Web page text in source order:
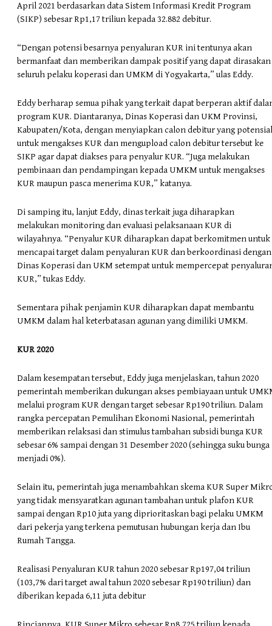
April 2021 berdasarkan data Sistem Informasi Kredit Program
(SIKP) sebesar Rp1,17 triliun kepada 32.882 debitur.
“Dengan potensi besarnya penyaluran KUR ini tentunya akan
bermanfaat dan memberikan dampak positif yang dapat dirasakan
seluruh pelaku koperasi dan UMKM di Yogyakarta,” ulas Eddy.
Eddy berharap semua pihak yang terkait dapat berperan aktif
program KUR. Diantaranya, Dinas Koperasi dan UKM Provinsi,
Kabupaten/Kota, dengan menyiapkan calon debitur yang potensial
untuk mengakses KUR dan mengupload calon debitur tersebut ke
SIKP agar dapat diakses para penyalur KUR. “Juga melakukan
pembinaan dan pendampingan kepada UMKM untuk mengakses
KUR maupun pasca menerima KUR,” katanya.
Di samping itu, lanjut Eddy, dinas terkait juga diharapkan
melakukan monitoring dan evaluasi pelaksanaan KUR di
wilayahnya. “Penyalur KUR diharapkan dapat berkomitmen untuk
mencapai target dalam penyaluran KUR dan berkoordinasi dengan
Dinas Koperasi dan UKM setempat untuk mempercepat
KUR,” tukas Eddy.
Sementara pihak penjamin KUR diharapkan dapat membantu
UMKM dalam hal keterbatasan agunan yang dimiliki UMKM.
KUR 2020
Dalam kesempatan tersebut, Eddy juga menjelaskan, tahun 2020
pemerintah memberikan dukungan akses pembiayaan untuk
melalui program KUR dengan target sebesar Rp190 triliun. Dalam
rangka percepatan Pemulihan Ekonomi Nasional, pemerintah
memberikan relaksasi dan stimulus tambahan subsidi bunga KUR
sebesar 6% sampai dengan 31 Desember 2020 (sehingga suku bunga
menjadi 0%).
Selain itu, pemerintah juga menambahkan skema KUR Super
yang tidak mensyaratkan agunan tambahan untuk plafon KUR
sampai dengan Rp10 juta yang diprioritaskan bagi pelaku UMKM
dari pekerja yang terkena pemutusan hubungan kerja dan Ibu
Rumah Tangga.
Realisasi Penyaluran KUR tahun 2020 sebesar Rp197,04 triliun
(103,7% dari target awal tahun 2020 sebesar Rp190 triliun) dan
diberikan kepada 6,11 juta debitur